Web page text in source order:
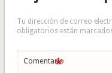
Tu dirección de correo
obligatorios están
Comentario
*